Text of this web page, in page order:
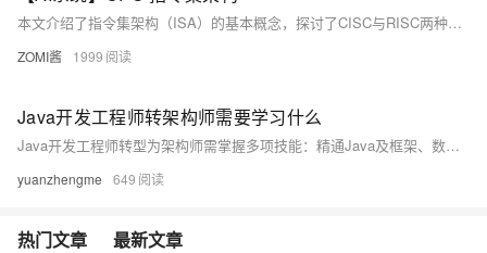
本文介绍了指令集架构（ISA）的基本概念，探讨了CISC与RISC两种主要的指令集架构设计思路，分析了它们的优缺点及应用场景。文章还简述了ISA的历史发展，包括x86、ARM、MIPS、Alpha和RISC-V等常见架构的特点。最后，文章讨论了CPU的并行处理架构，如SISD、SIMD、MISD、MIMD和SIMT，并概述了这些架构在服务器、PC及嵌入式领域的应用情况。
ZOMI酱 1999
Java开发工程师转架构师需要学习什么
Java开发工程师转型为架构师需掌握多项技能：精通Java及框架、数据库与分布式系统；熟悉设计模式与架构模式；积累项目经验；提升沟通与领导力；持续学习新技术；培养系统设计与抽象能力；了解中间件及开发工具；并注重个人特质与职业发展。具体路径应结合个人目标与实际情况制定。
yuanzhengme 649
热门文章 最新文章